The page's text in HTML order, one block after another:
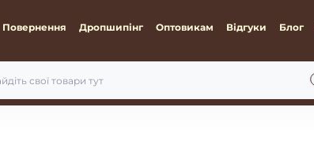
Повернення Дропшипінг Оптовикам Відгуки Блог